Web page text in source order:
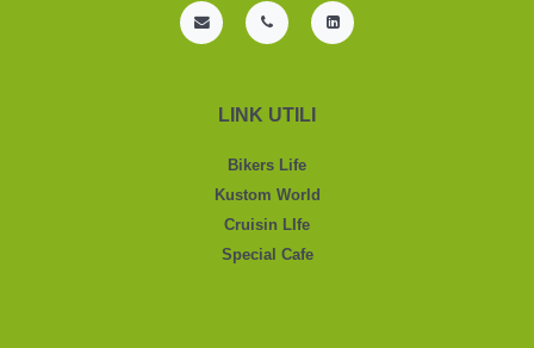
LINK UTILI
Bikers Life
Kustom World
Cruisin LIfe
Special Cafe